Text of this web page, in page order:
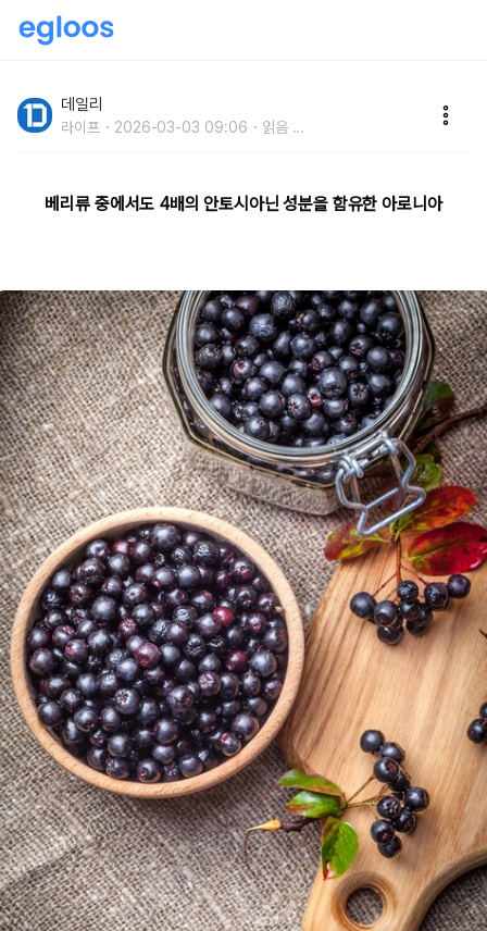
데일리
라이프 2026-03-03 09:06 읽음 ...
베리류 중에서도 4배의 안토시아닌 성분을 함유한 아로니아